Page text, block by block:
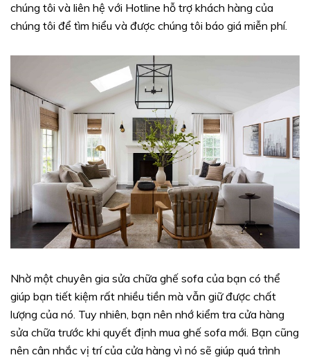
chúng tôi và liên hệ với Hotline hỗ trợ khách hàng của
chúng tôi để tìm hiểu và được chúng tôi báo giá miễn phí.
Nhờ một chuyên gia sửa chữa ghế sofa của bạn có thể
giúp bạn tiết kiệm rất nhiều tiền mà vẫn giữ được chất
lượng của nó. Tuy nhiên, bạn nên nhớ kiểm tra cửa hàng
sửa chữa trước khi quyết định mua ghế sofa mới. Bạn cũng
nên cân nhắc vị trí của cửa hàng vì nó sẽ giúp quá trình